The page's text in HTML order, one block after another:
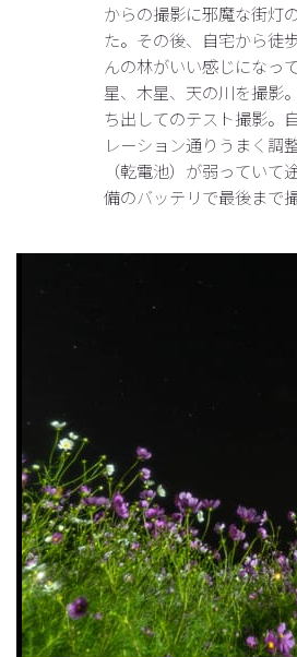
からの撮影に邪魔な街灯
た。その後、自宅から徒
んの林がいい感じになっ
星、木星、天の川を撮影
ち出してのテスト撮影。
レーション通りうまく調
（乾電池）が弱ってい
備のバッテリで最後まで